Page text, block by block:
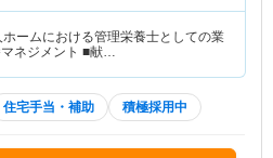
ームにおける管理栄養士としての業
ネジメント ■献…
住宅手当・補助 積極採用中